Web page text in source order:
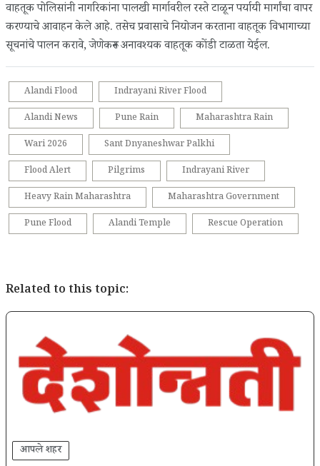
वाहतूक पोलिसांनी नागरिकांना पालखी मार्गावरील रस्ते टाळून पर्यायी मार्गांचा वापर
करण्याचे आवाहन केले आहे. तसेच प्रवासाचे नियोजन करताना वाहतूक विभागाच्या
सूचनांचे पालन करावे, जेणेकरून अनावश्यक वाहतूक कोंडी टाळता येईल.
Alandi Flood
Indrayani River Flood
Alandi News
Pune Rain
Maharashtra Rain
Wari 2026
Sant Dnyaneshwar Palkhi
Flood Alert
Pilgrims
Indrayani River
Heavy Rain Maharashtra
Maharashtra Government
Pune Flood
Alandi Temple Rescue Operation
Related to this topic:
आपले शहर